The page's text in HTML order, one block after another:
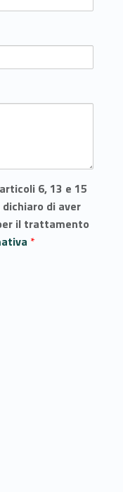
6, 13 e 15
di aver
il trattamento
*